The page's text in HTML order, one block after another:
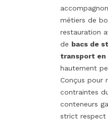
métiers de
restauration
de bacs de
transport en
hautement
Conçus pour
contraintes
conteneurs
strict respect